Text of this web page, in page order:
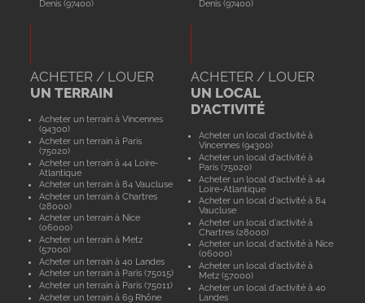
Denis (97400)
Denis (97400)
ACHETER / LOUER
UN TERRAIN
Acheter un terrain à Vincennes
(94300)
Acheter un terrain à Paris
(75020)
Acheter un terrain à 44 Loire-
Atlantique
Acheter un terrain à 84 Vaucluse
Acheter un terrain à Chartres
(28000)
Acheter un terrain à Nice
(06000)
Acheter un terrain à Metz
(57000)
Acheter un terrain à 40 Landes
Acheter un terrain à Paris (75015)
Acheter un terrain à Paris (75011)
Acheter un terrain à 69 Rhône
ACHETER / LOUER
UN LOCAL
D'ACTIVITÉ
Acheter un local d'activité à
Vincennes (94300)
Acheter un local d'activité à
Paris (75020)
Acheter un local d'activité à 44
Loire-Atlantique
Acheter un local d'activité à 84
Vaucluse
Acheter un local d'activité à
Chartres (28000)
Acheter un local d'activité à Nice
(06000)
Acheter un local d'activité à
Metz (57000)
Acheter un local d'activité à 40
Landes